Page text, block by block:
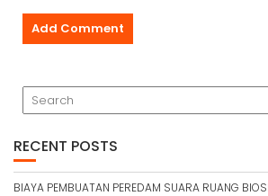
RECENT POSTS
BIAYA PEMBUATAN PEREDAM SUARA RUANG